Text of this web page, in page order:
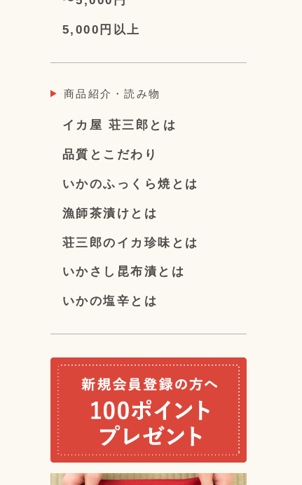
5,000円以上
商品紹介・読み物
イカ屋 荘三郎とは
品質とこだわり
いかのふっくら焼とは
漁師茶漬けとは
荘三郎のイカ珍味とは
いかさし昆布漬とは
いかの塩辛とは